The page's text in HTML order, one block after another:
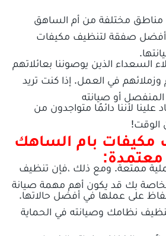
مختلفة من أم الساهق
أفضل صفقة لتنظيف مكيفات
السعداء الذين يوصوننا بعائلاتهم
في العمل. إذا كنت تريد
أو صيانته
علينا لأننا دائمًا متواجدون من
الوقت!
مكيفات بام الساهك
معتمدة:
ممتعة. ومع ذلك ،فإن تنظيف
بك قد يكون أهم مهمة صيانة
على عملها في أفضل حالاتها.
نظامك وصيانته في الحماية